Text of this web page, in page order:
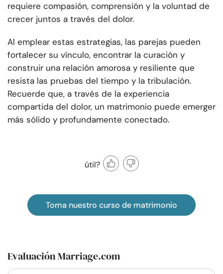
requiere compasión, comprensión y la voluntad de
crecer juntos a través del dolor.
Al emplear estas estrategias, las parejas pueden
fortalecer su vínculo, encontrar la curación y
construir una relación amorosa y resiliente que
resista las pruebas del tiempo y la tribulación.
Recuerde que, a través de la experiencia
compartida del dolor, un matrimonio puede emerger
más sólido y profundamente conectado.
útil?
Toma nuestro curso de matrimonio
Evaluación Marriage.com